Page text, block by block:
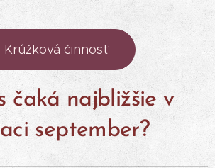
Krúžková činnosť
čaká najbližšie v
september?